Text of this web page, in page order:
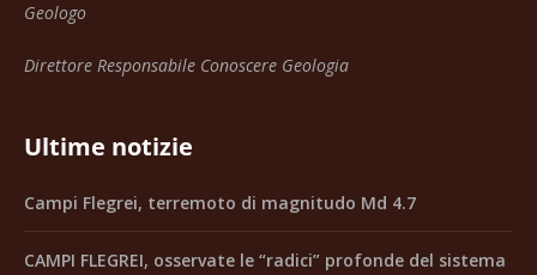
Geologo
Direttore Responsabile Conoscere Geologia
Ultime notizie
Campi Flegrei, terremoto di magnitudo Md 4.7
CAMPI FLEGREI, osservate le “radici” profonde del sistema